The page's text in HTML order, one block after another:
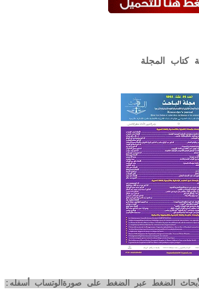
كتاب المجلة
الضغط عبر الضغط على صورةالوتساب أسفله: